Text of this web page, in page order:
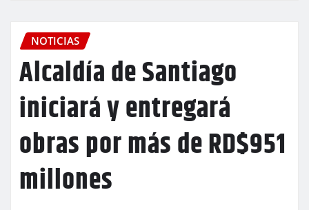
NOTICIAS
Alcaldía de Santiago
iniciará y entregará
obras por más de RD$951
millones